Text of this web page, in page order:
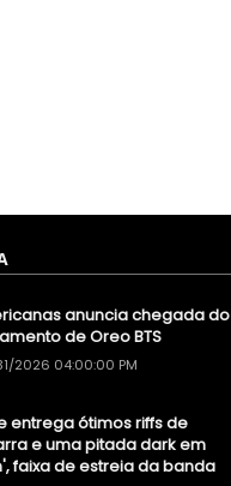
anuncia chegada do
de Oreo BTS
2026 04:00:00 PM
entrega ótimos riffs de
e uma pitada dark em
faixa de estreia da banda